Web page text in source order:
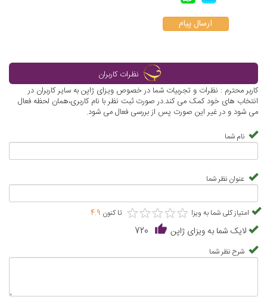
ارسال پیام
نظرات کاربران
کاربر محترم : نظرات و تجربیات شما در خصوص ویزای ژاپن به سایر کاربران در
انتخاب های خود کمک می کند.در صورت ثبت نظر با نام کاربری،همان لحظه فعال
می شود و در غیر این صورت پس از بررسی فعال می شود.
نام شما
عنوان نظر شما
امتیاز کلی شما به ویزا ★★★★★
★★★★★ تا کنون 4.9
لایک شما به ویزای ژاپن 720
شرح نظر شما